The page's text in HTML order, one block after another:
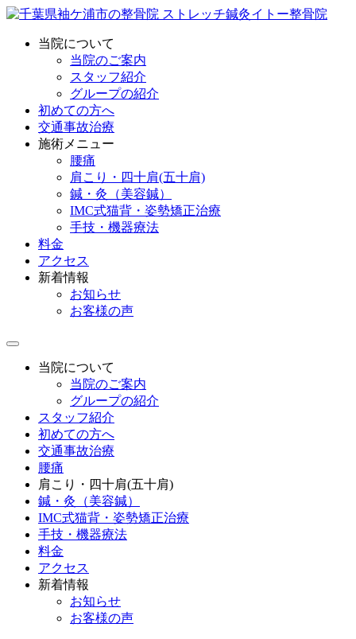
当院について
当院のご案内
スタッフ紹介
グループの紹介
初めての方へ
交通事故治療
施術メニュー
腰痛
肩こり・四十肩(五十肩)
鍼・灸（美容鍼）
IMC式猫背・姿勢矯正治療
手技・機器療法
料金
アクセス
新着情報
お知らせ
お客様の声
当院について
当院のご案内
グループの紹介
スタッフ紹介
初めての方へ
交通事故治療
腰痛
肩こり・四十肩(五十肩)
鍼・灸（美容鍼）
IMC式猫背・姿勢矯正治療
手技・機器療法
料金
アクセス
新着情報
お知らせ
お客様の声